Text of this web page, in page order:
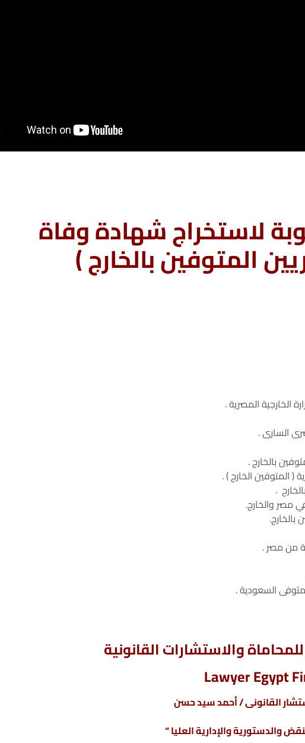
لاستخراج شهادة وفاة
المتوفين بالخارج )
بالخارج .
المتوفين الخارج ) .
.
مصر والخارج.
من مصر .
السعودية .
والاستشارات القانونية
Lawyer Egypt
القانونى / أحمد سيد حسن
والدستورية والإدارية العليا “